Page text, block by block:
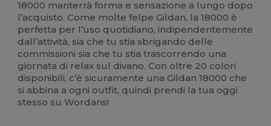
18000 manterrà forma e sensazione a lungo dopo
l’acquisto. Come molte felpe Gildan, la 18000 è
perfetta per l’uso quotidiano, indipendentemente
dall’attività, sia che tu stia sbrigando delle
commissioni sia che tu stia trascorrendo una
giornata di relax sul divano. Con oltre 20 colori
disponibili, c’è sicuramente una Gildan 18000 che
si abbina a ogni outfit, quindi prendi la tua oggi
stesso su Wordans!